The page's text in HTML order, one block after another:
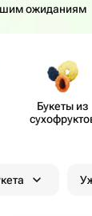
ожиданиям
Букеты из